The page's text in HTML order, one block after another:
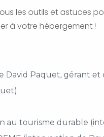
les outils et astuces
à votre hébergement !
David Paquet, gérant
au tourisme durable